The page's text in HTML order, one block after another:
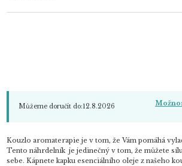
Můžeme doručit do:12.8.2026
Kouzlo aromaterapie je v tom, že Vám pomáhá
Tento náhrdelník je jedinečný v tom,že můžete
sebe. Kápnete kapku esenciálního oleje z našeho